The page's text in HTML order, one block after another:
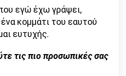
εγώ έχω γράψει,
κομμάτι του εαυτού
ευτυχής.
τις πιο προσωπικές σας